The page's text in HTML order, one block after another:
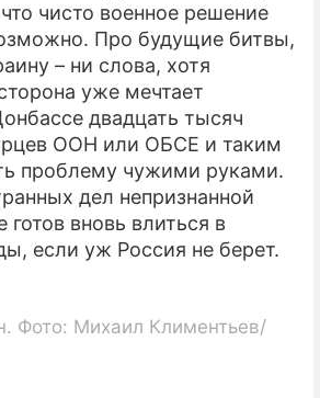
чисто военное решение
Про будущие битвы,
– ни слова, хотя
уже мечтает
двадцать тысяч
ООН или ОБСЕ и таким
проблему чужими руками.
дел непризнанной
вновь влиться в
если уж Россия не берет.
Фото: Михаил Климентьев/